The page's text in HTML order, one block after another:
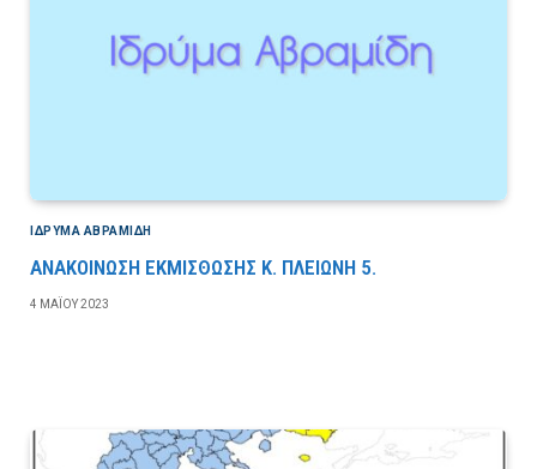
ΙΔΡΎΜΑ ΑΒΡΑΜΊΔΗ
ΑΝΑΚΟΙΝΩΣΗ ΕΚΜΙΣΘΩΣΗΣ Κ. ΠΛΕΙΩΝΗ 5.
4 ΜΑΪ́ΟΥ 2023